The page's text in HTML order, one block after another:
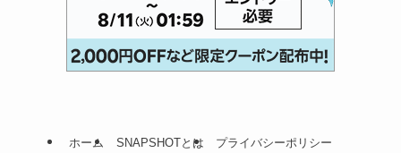
ホーム SNAPSHOTとは プライバシーポリシー